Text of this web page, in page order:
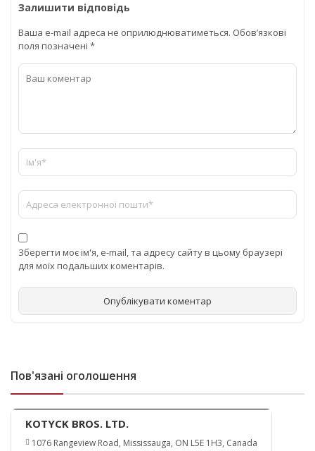
Залишити відповідь
Ваша e-mail адреса не оприлюднюватиметься. Обов’язкові
поля позначені *
Зберегти моє ім'я, e-mail, та адресу сайту в цьому браузері
для моїх подальших коментарів.
Пов'язані оголошення
KOTYCK BROS. LTD.
1076 Rangeview Road, Mississauga, ON L5E 1H3, Canada